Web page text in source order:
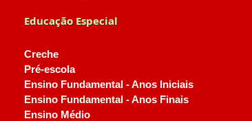
Educação Especial
Creche
Pré-escola
Ensino Fundamental - Anos Iniciais
Ensino Fundamental - Anos Finais
Ensino Médio